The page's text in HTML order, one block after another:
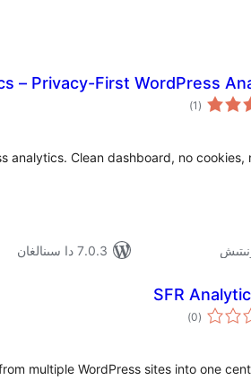
– Privacy-First WordPress
(1 ئومۇمىي
دەرىجە)
analytics. Clean dashboard, no cookies,
7.0.3 دا سىنالغان
SFR
(0 ئومۇمىي
دەرىجە
)
multiple WordPress sites into one